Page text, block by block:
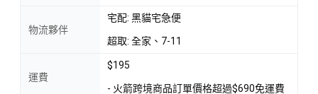
物流夥伴
宅配: 黑貓宅急便
超取: 全家、7-11
運費
$195
- 火箭跨境商品訂單價格超過$690免運費